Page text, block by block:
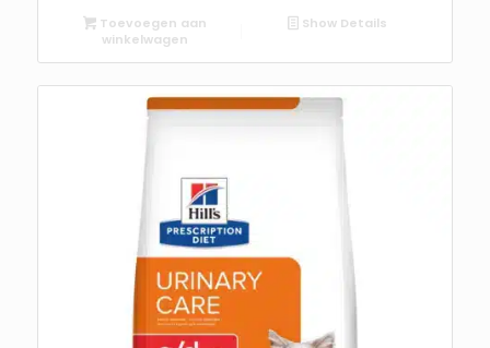
Toevoegen aan
winkelwagen
Show Details